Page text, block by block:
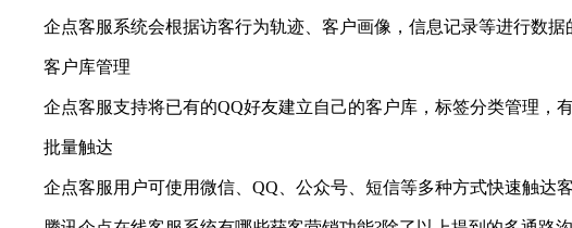
企点客服系统会根据访客行为轨迹、客户画像，信息记录等进行数据
客户库管理
企点客服支持将已有的QQ好友建立自己的客户库，标签分类管理，
批量触达
企点客服用户可使用微信、QQ、公众号、短信等多种方式快速触达